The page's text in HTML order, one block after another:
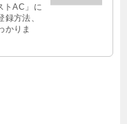
トAC」に
方法、
かりま